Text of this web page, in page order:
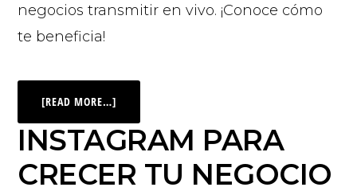
negocios transmitir en vivo. ¡Conoce cómo
te beneficia!
[READ MORE…]
INSTAGRAM PARA
CRECER TU NEGOCIO